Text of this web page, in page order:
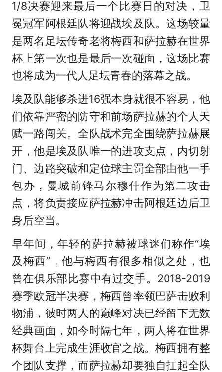
1/8决赛迎来最后一个比赛日的对决，卫
冕冠军阿根廷队将迎战埃及队。这场较量
是两名足坛传奇老将梅西和萨拉赫在世界
杯上第一次也是最后一次碰面，这场比赛
也将成为一代人足坛青春的落幕之战。
埃及队能够杀进16强本身就很不容易，他
们依靠严密的防守和前场萨拉赫的个人天
赋一路闯关。全队战术完全围绕萨拉赫展
开，他是埃及队唯一的进攻支点，内切射
门、边路突破和定位球主罚全部由他一手
包办，曼城前锋马尔穆什作为第二攻击
点，将负责接应萨拉赫冲击阿根廷边后卫
身后空当。
早年间，年轻的萨拉赫被球迷们称作“埃
及梅西”，他与梅西有很多相似之处，也
曾在俱乐部比赛中有过交手。2018-2019
赛季欧冠半决赛，梅西曾率领巴萨击败利
物浦，彼时两人的巅峰对决已经留下无数
经典画面，如今时隔七年，两人将在世界
杯舞台上完成生涯收官之战。梅西拥有整
个团队支撑，而萨拉赫却要独自扛起全队